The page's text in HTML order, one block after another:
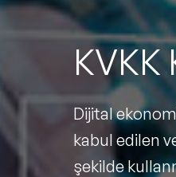
KVKK
Dijital
kabul edilen
şekilde